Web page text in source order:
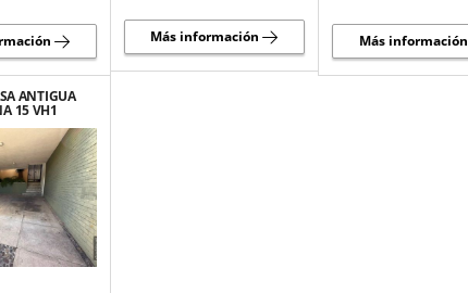
Más información Más información
ANTIGUA
15 VH1